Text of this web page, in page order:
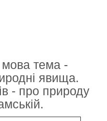
тема -
явища.
- про природу